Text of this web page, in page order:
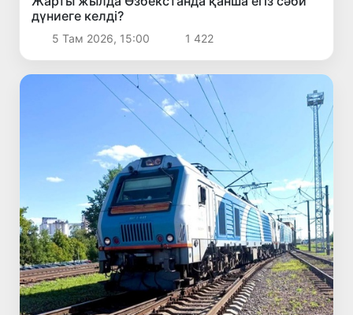
дүниеге келді?
5 Там 2026, 15:00 1 422